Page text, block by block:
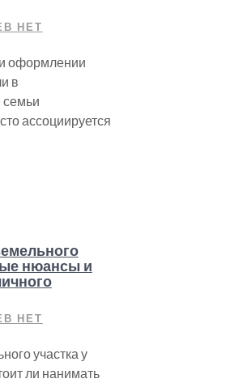
НЕТ
оформлении
в
ассоциируется
нюансы и
НЕТ
участка у
ли нанимать